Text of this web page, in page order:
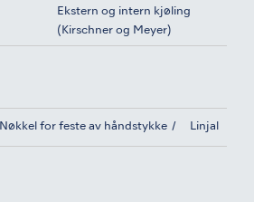
Ekstern og intern kjøling
(Kirschner og Meyer)
Nøkkel for feste av håndstykke Linjal